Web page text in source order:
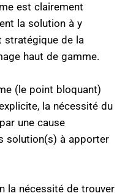
est clairement
la solution à y
stratégique de la
haut de gamme.
(le point bloquant)
la nécessité du
une cause
solution(s) à apporter
la nécessité de trouver